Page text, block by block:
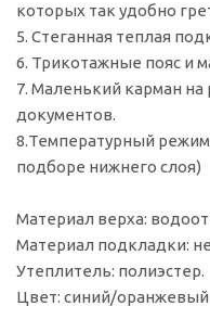
которых так удобно
5. Стеганная теплая
6. Трикотажные пояс и
7. Маленький карман на
документов.
8.Температурный
подборе нижнего слоя)
Материал верха:
Материал подкладки:
Утеплитель: полиэстер.
Цвет: синий/оранжевый